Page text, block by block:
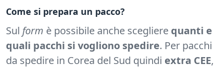
Come si prepara un pacco?
Sul form è possibile anche scegliere quanti e
quali pacchi si vogliono spedire. Per pacchi
da spedire in Corea del Sud quindi extra CEE,